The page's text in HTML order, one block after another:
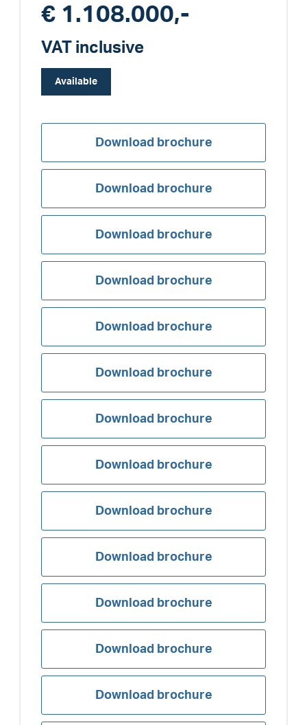
€ 1.108.000,-
VAT inclusive
Available
Download brochure
Download brochure
Download brochure
Download brochure
Download brochure
Download brochure
Download brochure
Download brochure
Download brochure
Download brochure
Download brochure
Download brochure
Download brochure